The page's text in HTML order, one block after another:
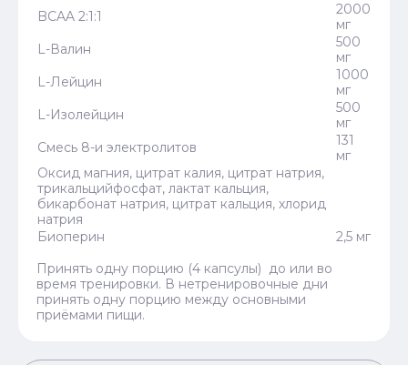
BCAA 2:1:1
2000
мг
L-Валин
500
мг
L-Лейцин
1000
мг
L-Изолейцин
500
мг
Смесь 8-и электролитов
131
мг
Оксид магния, цитрат калия, цитрат натрия,
трикальцийфосфат, лактат кальция,
бикарбонат натрия, цитрат кальция, хлорид
натрия
Биоперин
2,5 мг
Принять одну порцию (4 капсулы) до или во
время тренировки. В нетренировочные дни
принять одну порцию между основными
приёмами пищи.